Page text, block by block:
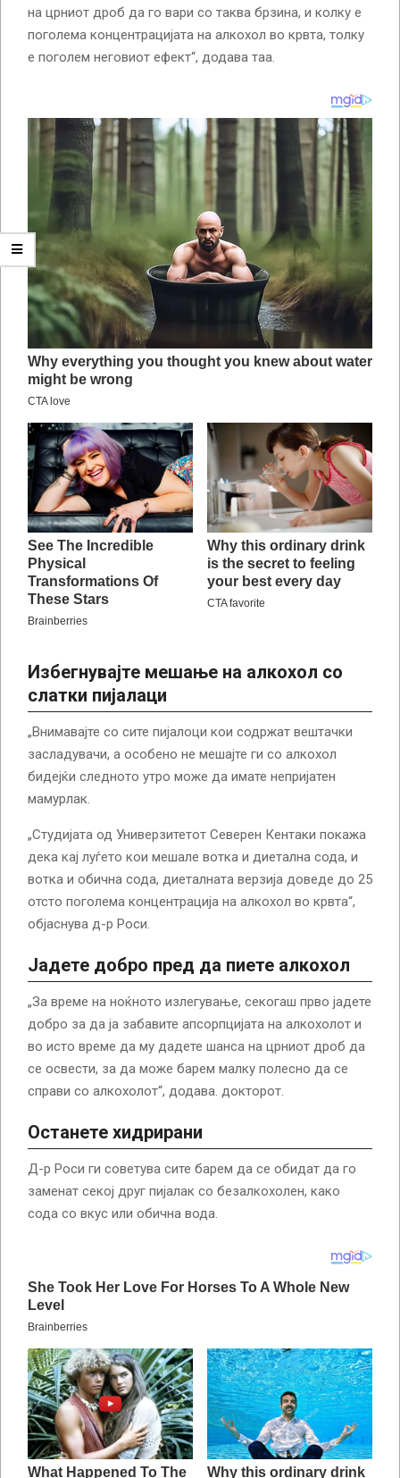
на црниот дроб да го вари со таква брзина, и колку е
поголема концентрацијата на алкохол во крвта, толку
е поголем неговиот ефект“, додава таа.
Избегнувајте мешање на алкохол со
слатки пијалаци
„Внимавајте со сите пијалоци кои содржат вештачки
засладувачи, а особено не мешајте ги со алкохол
бидејќи следното утро може да имате непријатен
мамурлак.
„Студијата од Универзитетот Северен Кентаки покажа
дека кај луѓето кои мешале вотка и диетална сода, и
вотка и обична сода, диеталната верзија доведе до 25
отсто поголема концентрација на алкохол во крвта“,
објаснува д-р Роси.
Јадете добро пред да пиете алкохол
„За време на ноќното излегување, секогаш прво јадете
добро за да ја забавите апсорпцијата на алкохолот и
во исто време да му дадете шанса на црниот дроб да
се освести, за да може барем малку полесно да се
справи со алкохолот“, додава. докторот.
Останете хидрирани
Д-р Роси ги советува сите барем да се обидат да го
заменат секој друг пијалак со безалкохолен, како
сода со вкус или обична вода.